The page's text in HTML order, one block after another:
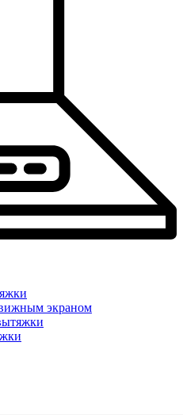
экраном